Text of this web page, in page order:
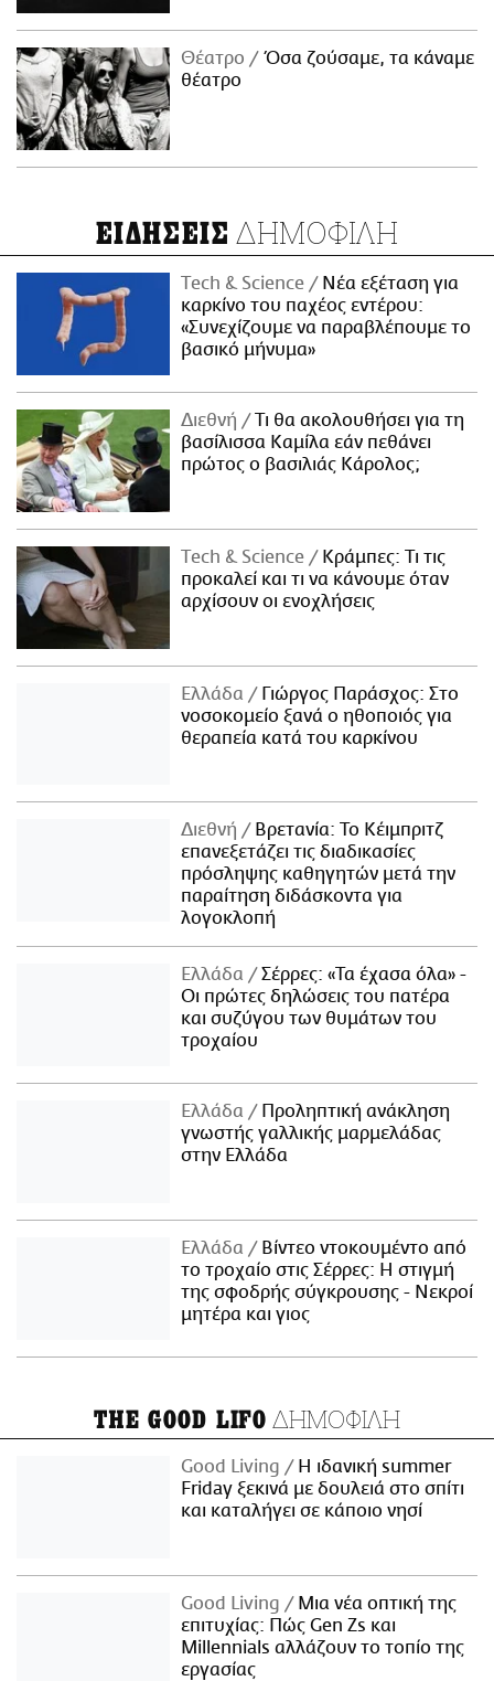
Θέατρο
Όσα ζούσαμε, τα κάναμε
θέατρο
ΕΙΔΗΣΕΙΣ ΔΗΜΟΦΙΛΗ
Τech & Science
Νέα εξέταση για
καρκίνο του παχέος εντέρου:
«Συνεχίζουμε να παραβλέπουμε το
βασικό μήνυμα»
Διεθνή
Τι θα ακολουθήσει για τη
βασίλισσα Καμίλα εάν πεθάνει
πρώτος ο βασιλιάς Κάρολος;
Τech & Science
Κράμπες: Τι τις
προκαλεί και τι να κάνουμε όταν
αρχίσουν οι ενοχλήσεις
Ελλάδα
Γιώργος Παράσχος: Στο
νοσοκομείο ξανά ο ηθοποιός για
θεραπεία κατά του καρκίνου
Διεθνή
Βρετανία: Το Κέιμπριτζ
επανεξετάζει τις διαδικασίες
πρόσληψης καθηγητών μετά την
παραίτηση διδάσκοντα για
λογοκλοπή
Ελλάδα
Σέρρες: «Τα έχασα όλα» -
Οι πρώτες δηλώσεις του πατέρα
και συζύγου των θυμάτων του
τροχαίου
Ελλάδα
Προληπτική ανάκληση
γνωστής γαλλικής μαρμελάδας
στην Ελλάδα
Ελλάδα
Βίντεο ντοκουμέντο από
το τροχαίο στις Σέρρες: Η στιγμή
της σφοδρής σύγκρουσης - Νεκροί
μητέρα και γιος
THE GOOD LIFO ΔΗΜΟΦΙΛΗ
Good Living
Η ιδανική summer
Friday ξεκινά με δουλειά στο σπίτι
και καταλήγει σε κάποιο νησί
Good Living
Μια νέα οπτική της
επιτυχίας: Πώς Gen Zs και
Millennials αλλάζουν το τοπίο της
εργασίας